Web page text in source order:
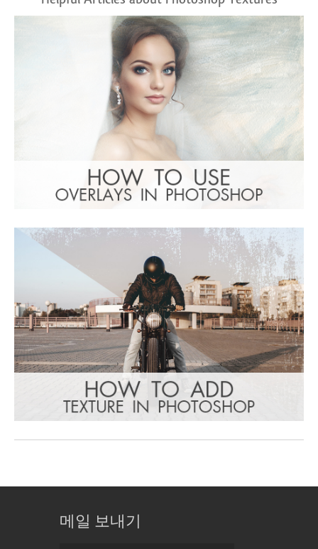
메일 보내기